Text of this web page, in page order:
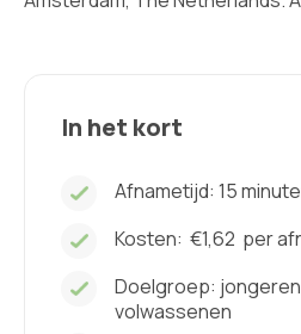
In het kort
Afnametijd: 15
Kosten: €1,62 per
Doelgroep:
volwassenen